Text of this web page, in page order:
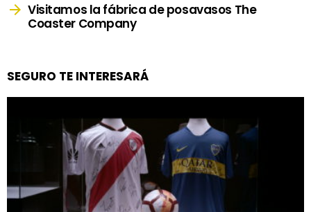
Visitamos la fábrica de posavasos The
Coaster Company
SEGURO TE INTERESARÁ